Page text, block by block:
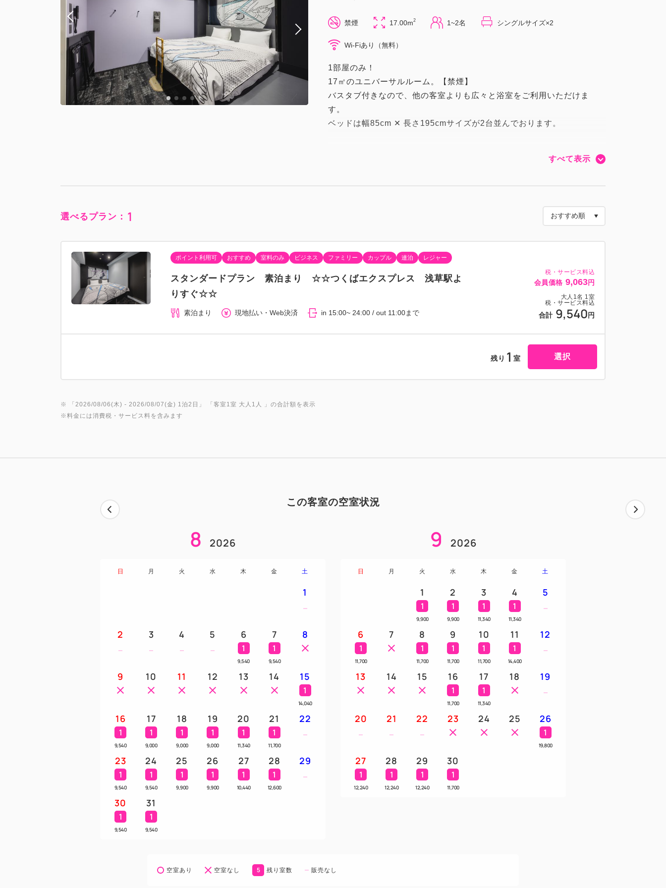
禁煙 17.00m2 1~2名 シングルサイズ×2
Wi-Fiあり（無料）
1部屋のみ！
17㎡のユニバーサルルーム。【禁煙】
バスタブ付きなので、他の客室よりも広々と浴室をご利用いただけま
す。
ベッドは幅85cm ✕ 長さ195cmサイズが2台並んでおります。
■ドライヤー
■バスタブ
すべて表示
選べるプラン： 1
税・サービス料込
会員価格 9,063円
大人 1名 1室
税・サービス料込
合計 9,540 円
ポイント利用可 おすすめ 室料のみ ビジネス ファミリー カップル 連泊 レジャー
スタンダードプラン 素泊まり ☆☆つくばエクスプレス 浅草駅よ
りすぐ☆☆
素泊まり 現地払い・Web決済 in 15:00~ 24:00 / out 11:00まで
残り 1 室 選択
※ 「 2026/08/06(木) - 2026/08/07(金) 1泊2日 」 「 客室1室 大人1人
」の合計額を表示
※料金には消費税・サービス料を含みます
この客室の空室状況
8 2026
日 月 火 水 木 金 土
1
2 3 4 5 6
1
9,540
7
1
9,540
8
9 10 11 12 13 14 15
1
14,040
16
1
9,540
17
1
9,000
18
1
9,000
19
1
9,000
20
1
11,340
21
1
11,700
22
23
1
9,540
24
1
9,540
25
1
9,900
26
1
9,900
27
1
10,440
28
1
12,600
29
30
1
9,540
31
1
9,540
9 2026
日 月 火 水 木 金 土
1
1
9,900
2
1
9,900
3
1
11,340
4
1
11,340
5
6
1
11,700
7 8
1
11,700
9
1
11,700
10
1
11,700
11
1
14,400
12
13 14 15 16
1
11,700
17
1
11,340
18 19
20 21 22 23 24 25 26
1
19,800
27
1
12,240
28
1
12,240
29
1
12,240
30
1
11,700
空室あり 空室なし 5 残り室数 販売なし